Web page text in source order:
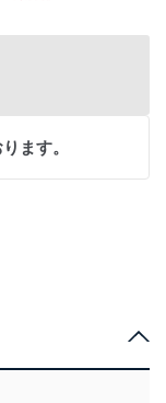
ます。